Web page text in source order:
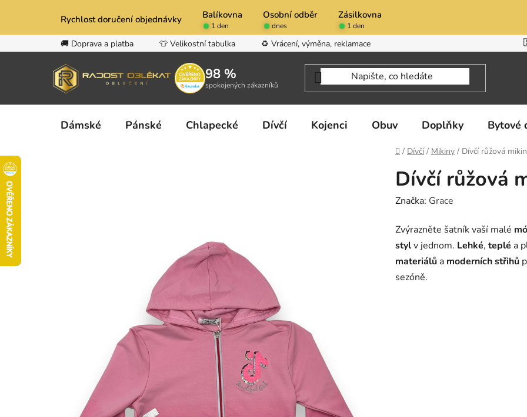
obsah
Rychlost doručení objednávky Balíkovna Osobní odběr Zásilkovna
1 den dnes 1 den
🚚 Doprava a platba 👕 Velikostní tabulka ♻️ Vrácení, výměna, reklamace
98 %
spokojených zákazníků
Dámské Pánské Chlapecké Dívčí Kojenci Obuv Doplňky Bytové
Domů
/ Dívčí / Mikiny / Dívčí růžová
Dívčí růžová
Značka: Grace
Zvýrazněte šatník vaší malé
stylv jednom. Lehké, teplé a
materiálů a moderních střihů
sezóně.